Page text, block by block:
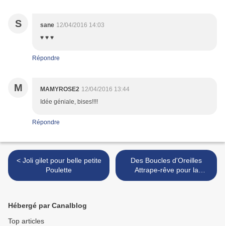
S sane 12/04/2016 14:03
♥ ♥ ♥
Répondre
M MAMYROSE2 12/04/2016 13:44
Idée géniale, bises!!!!
Répondre
< Joli gilet pour belle petite
Poulette
Des Boucles d'Oreilles
Attrape-rêve pour la
journée mondiale de l'Art >
Hébergé par Canalblog
Top articles